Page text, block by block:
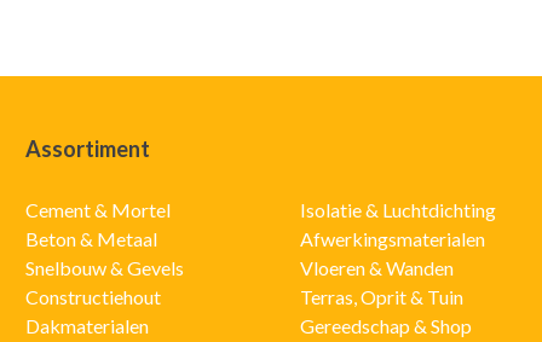
Assortiment
Cement & Mortel
Beton & Metaal
Snelbouw & Gevels
Constructiehout
Dakmaterialen
Isolatie & Luchtdichting
Afwerkingsmaterialen
Vloeren & Wanden
Terras, Oprit & Tuin
Gereedschap & Shop